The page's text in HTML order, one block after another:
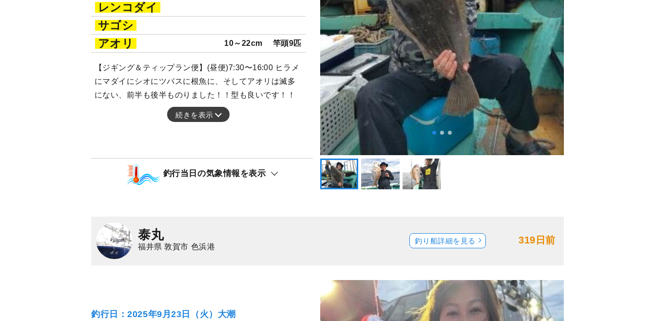
レンコダイ
サゴシ
アオリ
10～22cm 竿頭9匹
【ジギング＆ティップラン便】(昼便)7:30〜16:00 ヒラメ
にマダイにシオにツバスに根魚に、そしてアオリは滅多
にない、前半も後半ものりました！！型も良いです！！
続きを表示
釣行当日の気象情報を表示
泰丸
福井県 敦賀市 色浜港
319日前
釣り船詳細を見る
釣行日：2025年9月23日（火）大潮